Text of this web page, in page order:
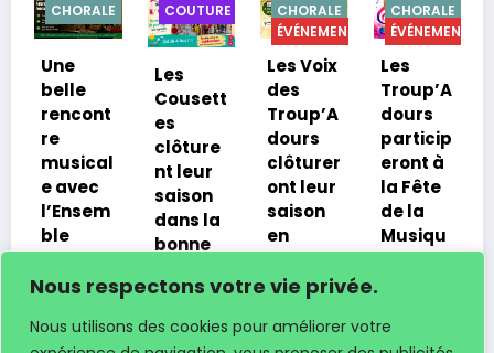
Nous respectons votre vie privée.
Nous utilisons des cookies pour améliorer votre
CHORALE
Une
belle
rencont
re
musical
e avec
l’Ensem
ble
de
e
COUTURE
Les
Cousett
es
clôture
nt leur
saison
dans la
bonne
7 juillet
2026
CHORALE
ÉVÉNEMENTS
Les Voix
des
Troup’A
dours
clôturer
ont leur
saison
en
à Bas-
19 juin
CHORALE
ÉVÉNEMENTS
Les
Troup’A
dours
particip
eront à
la Fête
de la
Musiqu
juin